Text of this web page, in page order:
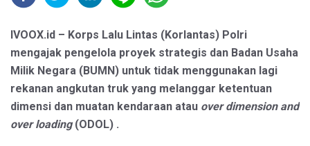
IVOOX.id – Korps Lalu Lintas (Korlantas) Polri
mengajak pengelola proyek strategis dan Badan Usaha
Milik Negara (BUMN) untuk tidak menggunakan lagi
rekanan angkutan truk yang melanggar ketentuan
dimensi dan muatan kendaraan atau over dimension and
over loading(ODOL) .